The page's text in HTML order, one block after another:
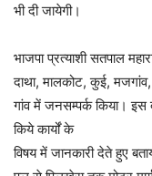
भी दी जायेगी।
भाजपा प्रत्याशी सतपाल
दाथा, मालकोट, कुई,
गांव में जनसम्पर्क किया। इस
किये कार्यों के
विषय में जानकारी देते हुए